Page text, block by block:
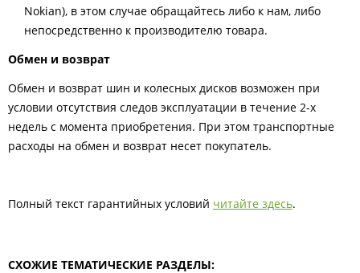
Nokian), в этом случае обращайтесь либо к нам, либо
непосредственно к производителю товара.
Обмен и возврат
Обмен и возврат шин и колесных дисков возможен при
условии отсутствия следов эксплуатации в течение 2-х
недель с момента приобретения. При этом транспортные
расходы на обмен и возврат несет покупатель.
Полный текст гарантийных условий читайте здесь.
СХОЖИЕ ТЕМАТИЧЕСКИЕ РАЗДЕЛЫ: